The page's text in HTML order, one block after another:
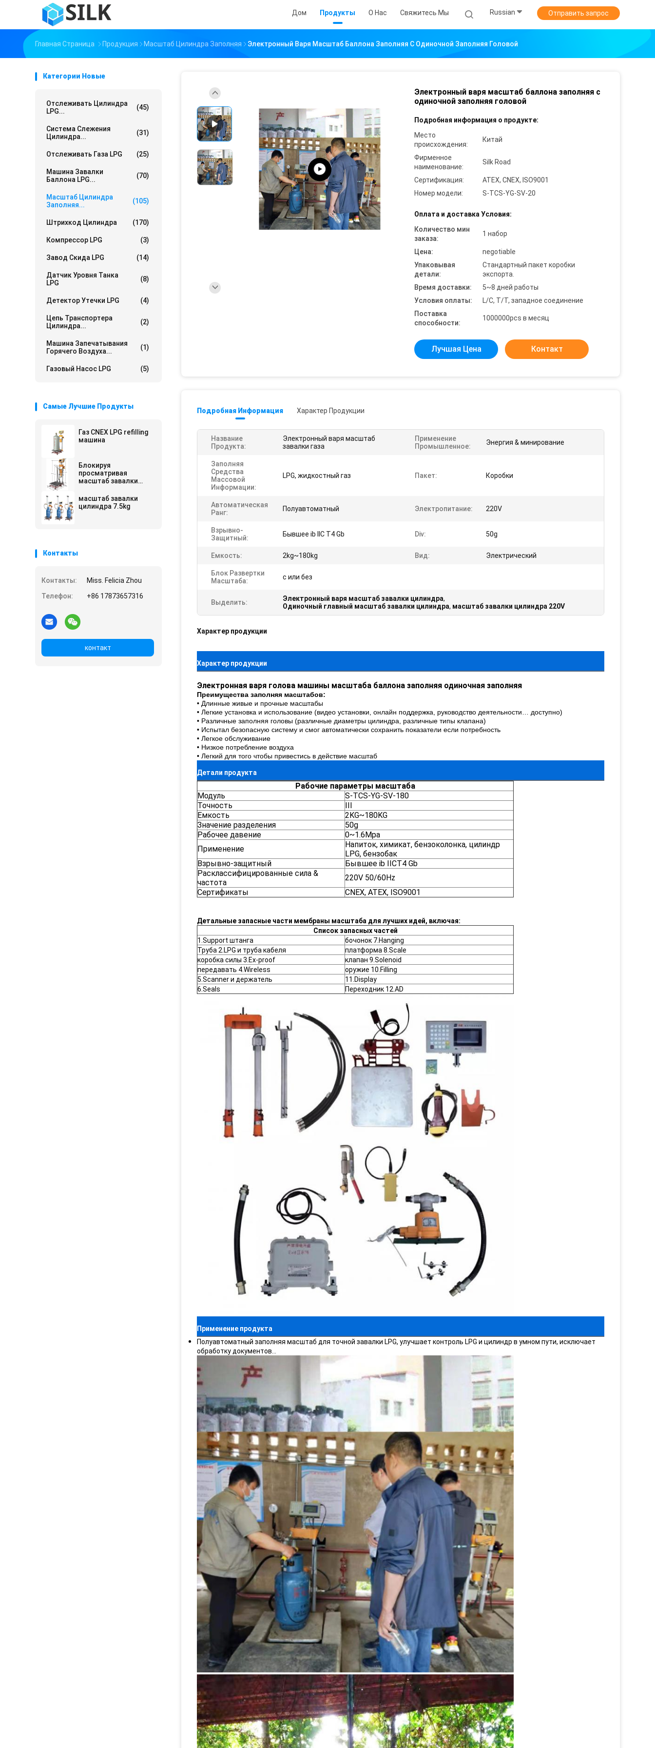
Дом Продукты О Нас Свяжитесь Мы Russian Отправить запрос
Главная Страница Продукция Масштаб Цилиндра Заполняя Электронный Варя Масштаб Баллона Заполняя С Одиночной Заполняя Головой
Категории Новые
Отслеживать Цилиндра
LPG...
(45)
Система Слежения
Цилиндра...
(31)
Отслеживать Газа LPG (25)
Машина Завалки
Баллона LPG...
(70)
Масштаб Цилиндра
Заполняя...
(105)
Штрихкод Цилиндра (170)
Компрессор LPG (3)
Завод Скида LPG (14)
Датчик Уровня Танка
LPG
(8)
Детектор Утечки LPG (4)
Цепь Транспортера
Цилиндра...
(2)
Машина Запечатывания
Горячего Воздуха...
(1)
Газовый Насос LPG (5)
Самые Лучшие Продукты
Газ CNEX LPG refilling
машина
Блокируя
просматривая
масштаб завалки
масштаб завалки
цилиндра 7.5kg
Контакты
Контакты:
Miss. Felicia Zhou
Телефон:
+86 17873657316
контакт
Электронный варя масштаб баллона заполняя с
одиночной заполняя головой
Подробная информация о продукте:
Место
происхождения:
Китай
Фирменное
наименование:
Silk Road
Сертификация:
ATEX, CNEX, ISO9001
Номер модели:
S-TCS-YG-SV-20
Оплата и доставка Условия:
Количество мин
заказа:
1 набор
Цена:
negotiable
Упаковывая
детали:
Стандартный пакет коробки
экспорта.
Время доставки:
5~8 дней работы
Условия оплаты:
L/C, T/T, западное соединение
Поставка
способности:
1000000pcs в месяц
Лучшая Цена Контакт
Подробная Информация Характер Продукции
Название
Продукта:
Электронный варя масштаб
завалки газа
Применение
Промышленное:
Энергия & минирование
Заполняя
Средства
Массовой
Информации:
LPG, жидкостный газ Пакет: Коробки
Автоматическая
Ранг:
Полуавтоматный Электропитание: 220V
Взрывно-
Защитный:
Бывшее ib IIC T4 Gb Div: 50g
Емкость: 2kg~180kg Вид: Электрический
Блок Развертки
Масштаба:
с или без
Выделить: Электронный варя масштаб завалки цилиндра,
Одиночный главный масштаб завалки цилиндра, масштаб завалки цилиндра 220V
Характер продукции
Характер продукции
Электронная варя голова машины масштаба баллона заполняя одиночная заполняя
Преимущества заполняя масштабов:
• Длинные живые и прочные масштабы
• Легкие установка и использование (видео установки, онлайн поддержка, руководство деятельности… доступно)
• Различные заполняя головы (различные диаметры цилиндра, различные типы клапана)
• Испытал безопасную систему и смог автоматически сохранить показатели если потребность
• Легкое обслуживание
• Низкое потребление воздуха
• Легкий для того чтобы привестись в действие масштаб
Детали продукта
Рабочие параметры масштаба
Модуль
S-TCS-YG-SV-180
Точность
III
Емкость
2KG~180KG
Значение разделения
50g
Рабочее давение
0~1.6Mpa
Применение
Напиток, химикат, бензоколонка, цилиндр
LPG, бензобак
Взрывно-защитный
Бывшее ib IICT4 Gb
Расклассифицированные сила &
частота
220V 50/60Hz
Сертификаты
CNEX, ATEX, ISO9001
Детальные запасные части мембраны масштаба для лучших идей, включая:
Список запасных частей
1.Support штанга
бочонок 7.Hanging
Труба 2.LPG и труба кабеля
платформа 8.Scale
коробка силы 3.Ex-proof
клапан 9.Solenoid
передавать 4.Wireless
оружие 10.Filling
5.Scanner и держатель
11.Display
6.Seals
Переходник 12.AD
Применение продукта
Полуавтоматный заполняя масштаб для точной завалки LPG, улучшает контроль LPG и цилиндр в умном пути, исключает
обработку документов…